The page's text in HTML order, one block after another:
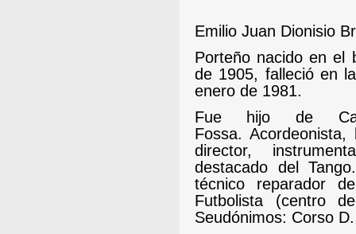
Emilio Juan Dionisio
Porteño nacido en el
de 1905, falleció en
enero de 1981.
Fue hijo de
Fossa. Acordeonista,
director,
destacado del
técnico reparador
Futbolista (centro
Seudónimos: Corso